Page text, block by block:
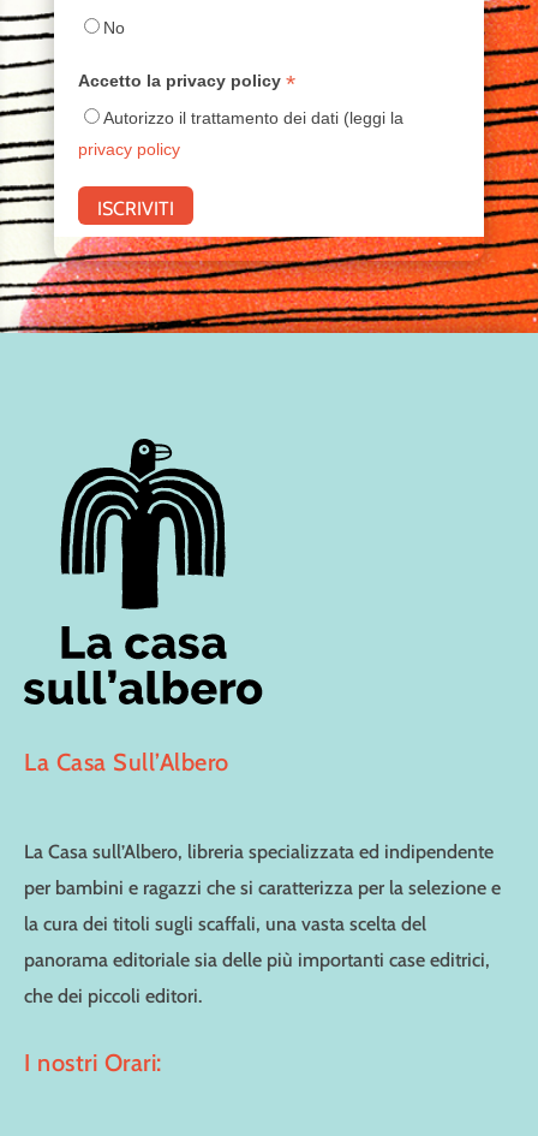
No
Accetto la privacy policy *
Autorizzo il trattamento dei dati (leggi la
privacy policy
La Casa Sull’Albero
La Casa sull’Albero, libreria specializzata ed indipendente
per bambini e ragazzi che si caratterizza per la selezione e
la cura dei titoli sugli scaffali, una vasta scelta del
panorama editoriale sia delle più importanti case editrici,
che dei piccoli editori.
I nostri Orari: